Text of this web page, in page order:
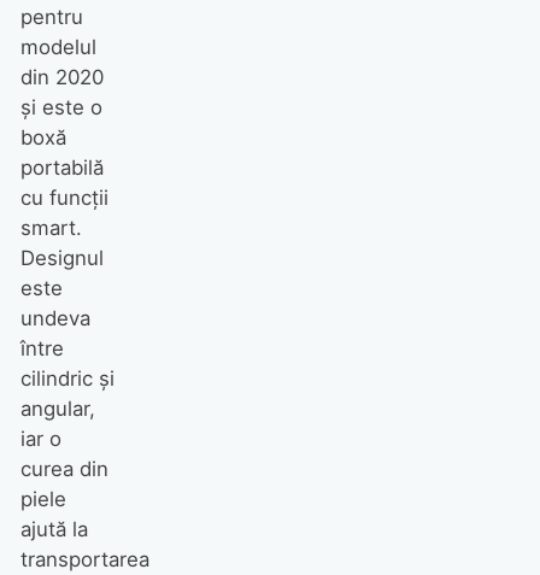
pentru
modelul
din 2020
şi este o
boxă
portabilă
cu funcţii
smart.
Designul
este
undeva
între
cilindric şi
angular,
iar o
curea din
piele
ajută la
transportarea